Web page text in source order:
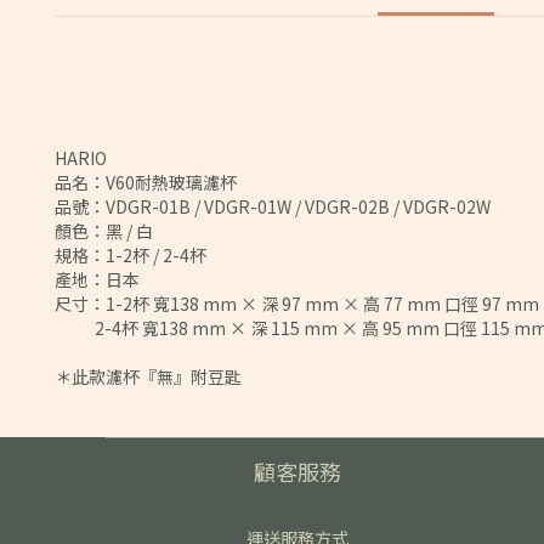
HARIO
品名：V60耐熱玻璃濾杯
品號：VDGR-01B / VDGR-01W / VDGR-02B / VDGR-02W
顏色：黑 / 白
規格：1-2杯 / 2-4杯
產地：日本
尺寸：1-2杯 寬138 mm × 深 97 mm × 高 77 mm 口徑 97 mm
2-4杯 寬138 mm × 深 115 mm × 高 95 mm 口徑 115
＊此款濾杯『無』附豆匙
顧客服務
運送服務方式